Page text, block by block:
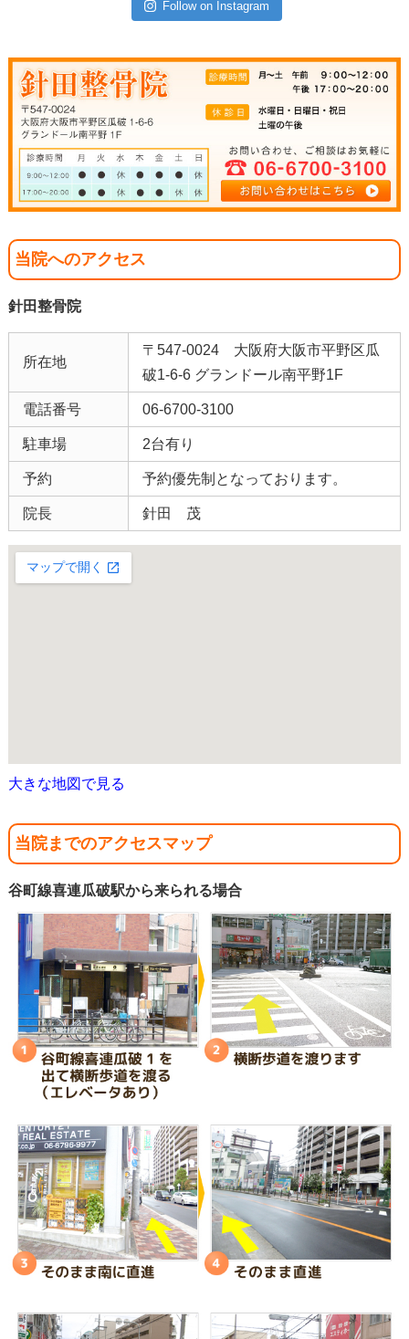
Follow on Instagram
当院へのアクセス
針田整骨院
所在地
〒547-0024 大阪府大阪市平野区瓜
破1-6-6 グランドール南平野1F
電話番号 06-6700-3100
駐車場 2台有り
予約 予約優先制となっております。
院長 針田 茂
大きな地図で見る
当院までのアクセスマップ
谷町線喜連瓜破駅から来られる場合